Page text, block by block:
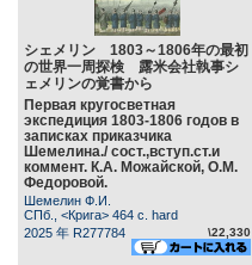
シェメリン 1803～1806年の最初
の世界一周探検 露米会社執事シ
ェメリンの覚書から
Первая кругосветная
экспедиция 1803-1806 годов в
записках приказчика
Шемелина./ сост.,вступ.ст.и
коммент. К.А. Можайской, О.М.
Федоровой.
Шемелин Ф.И.
СПб., <Крига> 464 c. hard
2025 年 R277784
\22,330